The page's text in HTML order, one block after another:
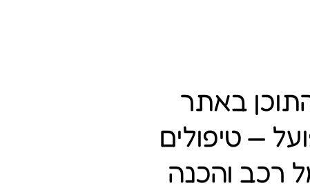
באתר
— טיפולים
רכב והכנה